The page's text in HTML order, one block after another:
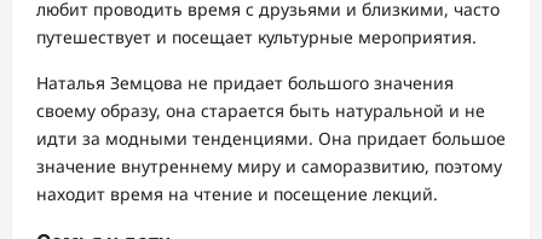
любит проводить время с друзьями и близкими, часто
путешествует и посещает культурные мероприятия.
Наталья Земцова не придает большого значения
своему образу, она старается быть натуральной и не
идти за модными тенденциями. Она придает большое
значение внутреннему миру и саморазвитию, поэтому
находит время на чтение и посещение лекций.